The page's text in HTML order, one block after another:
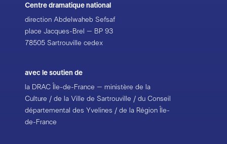
Centre dramatique national
direction Abdelwaheb Sefsaf
place Jacques-Brel – BP 93
78505 Sartrouville cedex
avec le soutien de
la DRAC Île-de-France – ministère de la
Culture / de la Ville de Sartrouville / du Conseil
départemental des Yvelines / de la Région Île-
de-France